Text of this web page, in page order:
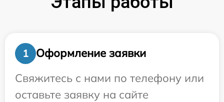
1
Оформление заявки
Свяжитесь с нами по телефону или
оставьте заявку на сайте